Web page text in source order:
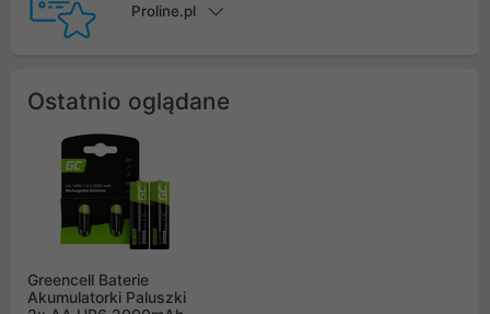
Proline.pl
Ostatnio oglądane
Greencell Baterie
Akumulatorki Paluszki